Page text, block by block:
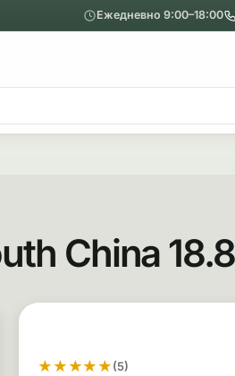
Ежедневно 9:00–18:00
China
Покупка и
★★★★★(5)
Покупка товара